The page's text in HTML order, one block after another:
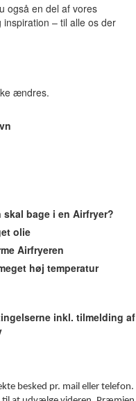
også en del af vores
– til alle os der
ændres.
skal bage i en Airfryer?
olie
Airfryeren
høj temperatur
inkl. tilmelding af
besked pr. mail eller telefon.